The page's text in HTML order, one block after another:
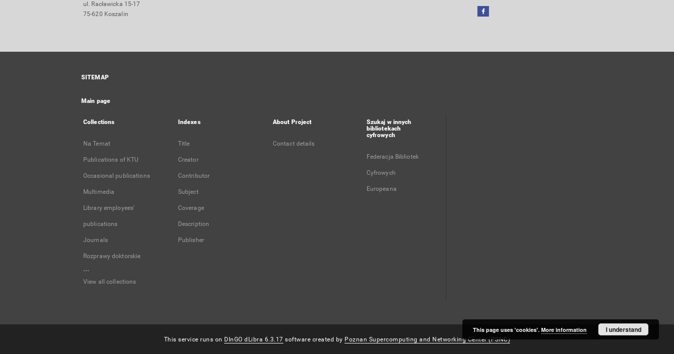
ul. Racławicka 15-17
75-620 Koszalin
Facebook
open
SITEMAP
Main page
Collections
Na Temat
Publications of KTU
Occasional publications
Multimedia
Library employees'
publications
Journals
Rozprawy doktorskie
...
View all collections
Indexes
Title
Creator
Contributor
Subject
Coverage
Description
Publisher
About Project
Contact details
Szukaj w innych
bibliotekach
cyfrowych
Federacja Bibliotek
Cyfrowych
Europeana
This service runs on DInGO dLibra 6.3.17 software created by Poznan Supercomputing and Networking Center (PSNC)
This page uses 'cookies'. More information I understand